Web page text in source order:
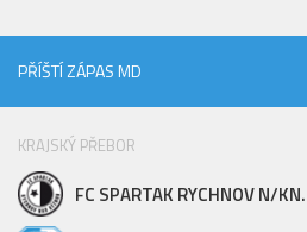
Hráči
Realizační tým
Mladší přípravka
PŘÍŠTÍ ZÁPAS MD
KRAJSKÝ PŘEBOR
FC SPARTAK RYCHNOV N/KN.